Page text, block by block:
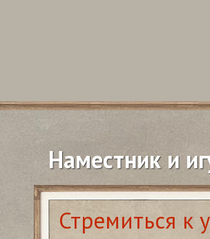
Наместник и
Стремиться к